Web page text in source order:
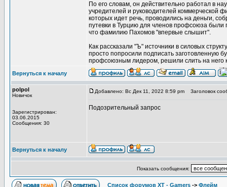
По его словам, он действительно работал в
учредителей и руководителей коммерческой
которых идет речь, проводились на деньги,
путевки в Турцию для членов профсоюза
что фамилию Пахомов "впервые слышит".
Как рассказали "Ъ" источники в силовых
просто попросили подписать заготовленную
профсоюзным лидером, решили слить на него
Вернуться к началу
polpol
Новичок
Зарегистрирован:
03.06.2015
Сообщения: 30
Добавлено: Вс Дек 11, 2022 8:59 pm Заголовок
Подозрительный запрос
Вернуться к началу
Показать сообщения:
Список форумов XT - Gamers -> Флейм